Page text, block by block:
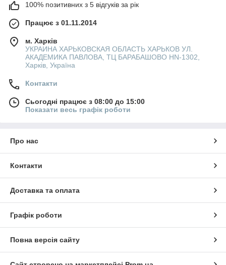
100% позитивних з 5 відгуків за рік
Працює з 01.11.2014
м. Харків
УКРАИНА ХАРЬКОВСКАЯ ОБЛАСТЬ ХАРЬКОВ УЛ.
АКАДЕМИКА ПАВЛОВА, ТЦ БАРАБАШОВО HN-1302,
Харків, Україна
Контакти
Сьогодні працює з 08:00 до 15:00
Показати весь графік роботи
Про нас
Контакти
Доставка та оплата
Графік роботи
Повна версія сайту